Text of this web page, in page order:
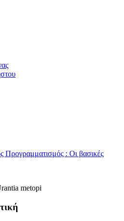
Προγραμματισμός : Οι βασικές